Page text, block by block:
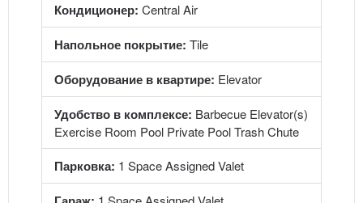
Кондиционер: Central Air
Напольное покрытие: Tile
Оборудование в квартире: Elevator
Удобство в комплексе: Barbecue Elevator(s)
Exercise Room Pool Private Pool Trash Chute
Парковка: 1 Space Assigned Valet